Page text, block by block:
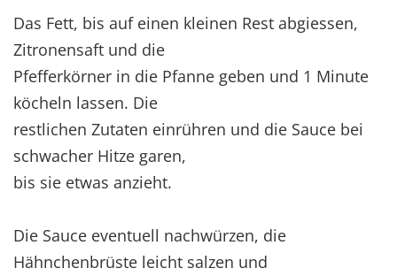
Das Fett, bis auf einen kleinen Rest abgiessen,
Zitronensaft und die
Pfefferkörner in die Pfanne geben und 1 Minute
köcheln lassen. Die
restlichen Zutaten einrühren und die Sauce bei
schwacher Hitze garen,
bis sie etwas anzieht.
Die Sauce eventuell nachwürzen, die
Hähnchenbrüste leicht salzen und